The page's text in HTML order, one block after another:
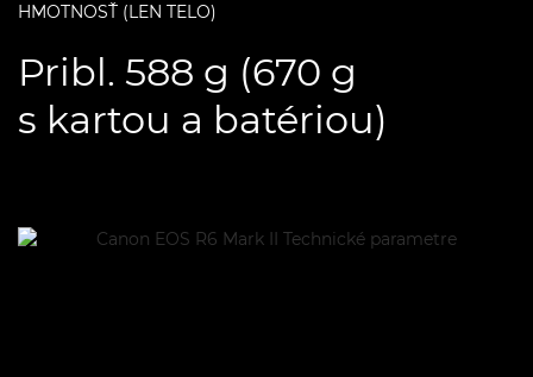
HMOTNOSŤ (LEN TELO)
Pribl. 588 g (670 g
s kartou a batériou)